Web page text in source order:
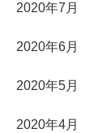
2020年7月
2020年6月
2020年5月
2020年4月